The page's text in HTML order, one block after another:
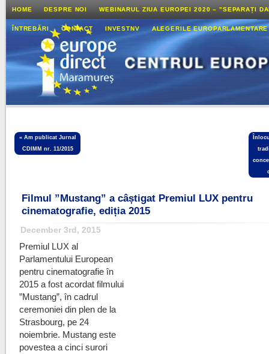
HOME DESPRE NOI WEBINARUL ZIUA EUROPEI 2020 – ”SEPARAȚI
ÎNTREBĂRI CONTACT INVESTNV ALEGERILE
« Am publicat Jurnal
CDIMM nr. 11/2015
Filmul ”Mustang” a câștigat Premiul LUX pentru
cinematografie, ediția 2015
December 3rd, 2015
Premiul LUX al
Parlamentului European
pentru cinematografie în
2015 a fost acordat filmului
”Mustang”, în cadrul
ceremoniei din plen de la
Strasbourg, pe 24
noiembrie. Mustang este
povestea a cinci surori